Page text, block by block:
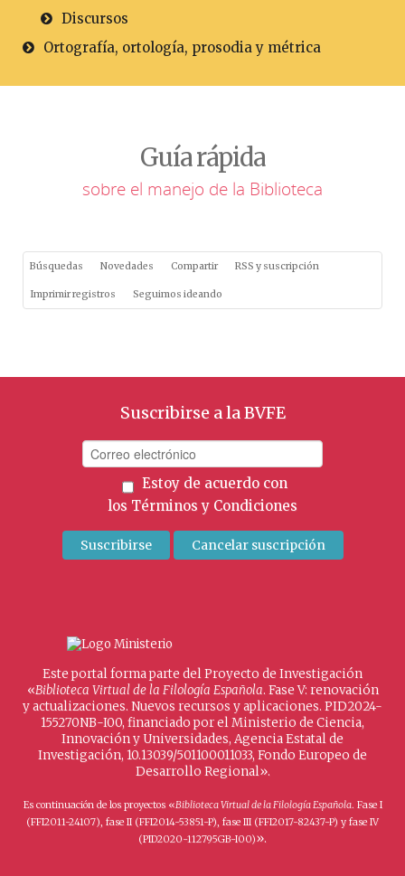
Discursos
Ortografía, ortología, prosodia y métrica
Guía rápida
sobre el manejo de la Biblioteca
Búsquedas Novedades Compartir RSS y suscripción
Imprimir registros Seguimos ideando
Suscribirse a la BVFE
Estoy de acuerdo con
los Términos y Condiciones
Este portal forma parte del Proyecto de Investigación
«Biblioteca Virtual de la Filología Española. Fase V: renovación
y actualizaciones. Nuevos recursos y aplicaciones. PID2024-
155270NB-I00, financiado por el Ministerio de Ciencia,
Innovación y Universidades, Agencia Estatal de
Investigación, 10.13039/501100011033, Fondo Europeo de
Desarrollo Regional».
Es continuación de los proyectos «Biblioteca Virtual de la Filología Española. Fase I
(FFI2011-24107), fase II (FFI2014-53851-P), fase III (FFI2017-82437-P) y fase IV
(PID2020-112795GB-I00)».